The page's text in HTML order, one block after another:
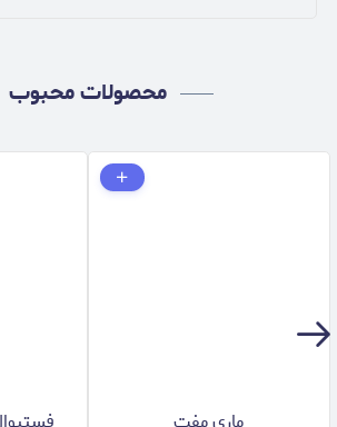
محصولات محبوب